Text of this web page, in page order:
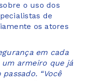
o uso dos
de
os atores
em cada
um armeiro que já
“Você